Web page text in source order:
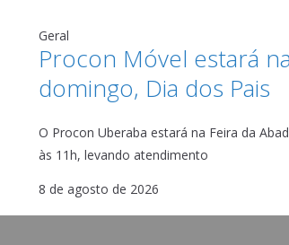
Geral
Procon Móvel estará
domingo, Dia dos Pais
O Procon Uberaba estará na Feira da
às 11h, levando atendimento
8 de agosto de 2026